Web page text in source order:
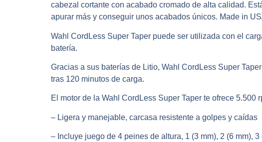
cabezal cortante con acabado cromado de alta calidad.
apurar más y conseguir unos acabados únicos. Made in
Wahl CordLess Super Taper puede ser utilizada con el
batería.
Gracias a sus baterías de Litio, Wahl CordLess Super
tras 120 minutos de carga.
El motor de la Wahl CordLess Super Taper te ofrece 5.500
– Ligera y manejable, carcasa resistente a golpes y caídas
– Incluye juego de 4 peines de altura, 1 (3 mm), 2 (6 mm), 3